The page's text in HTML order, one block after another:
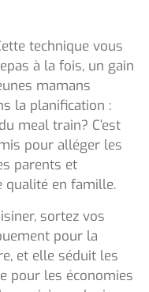
technique vous
à la fois, un gain
mamans
la planification :
meal train? C’est
pour alléger les
parents et
en famille.
sortez vos
pour la
et elle séduit les
pour les économies